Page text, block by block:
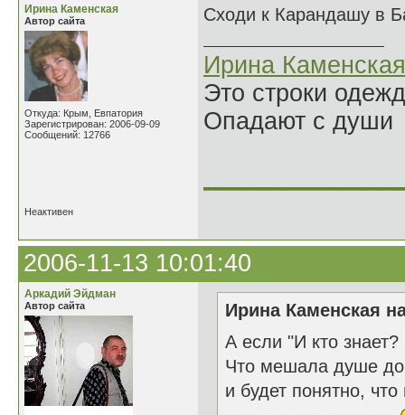
Ирина Каменская
Автор сайта
Откуда: Крым, Евпатория
Зарегистрирован: 2006-09-09
Сообщений: 12766
Сходи к Карандашу в
Ирина Каменская
Это строки
Опадают с души
Неактивен
2006-11-13 10:01:40
Аркадий Эйдман
Автор сайта
Ирина Каменская
А если "И кто
Что мешала душе до
и будет понятно,